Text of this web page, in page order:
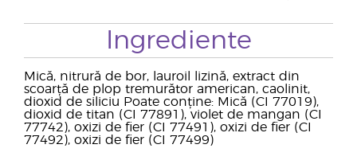
Ingrediente
Mică, nitrură de bor, lauroil lizină, extract din
scoarță de plop tremurător american, caolinit,
dioxid de siliciu Poate conține: Mică (CI 77019),
dioxid de titan (CI 77891), violet de mangan (CI
77742), oxizi de fier (CI 77491), oxizi de fier (CI
77492), oxizi de fier (CI 77499)